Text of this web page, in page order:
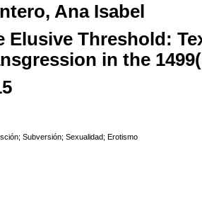
Ana Isabel
Elusive Threshold:
in the
; Subversión; Sexualidad; Erotismo